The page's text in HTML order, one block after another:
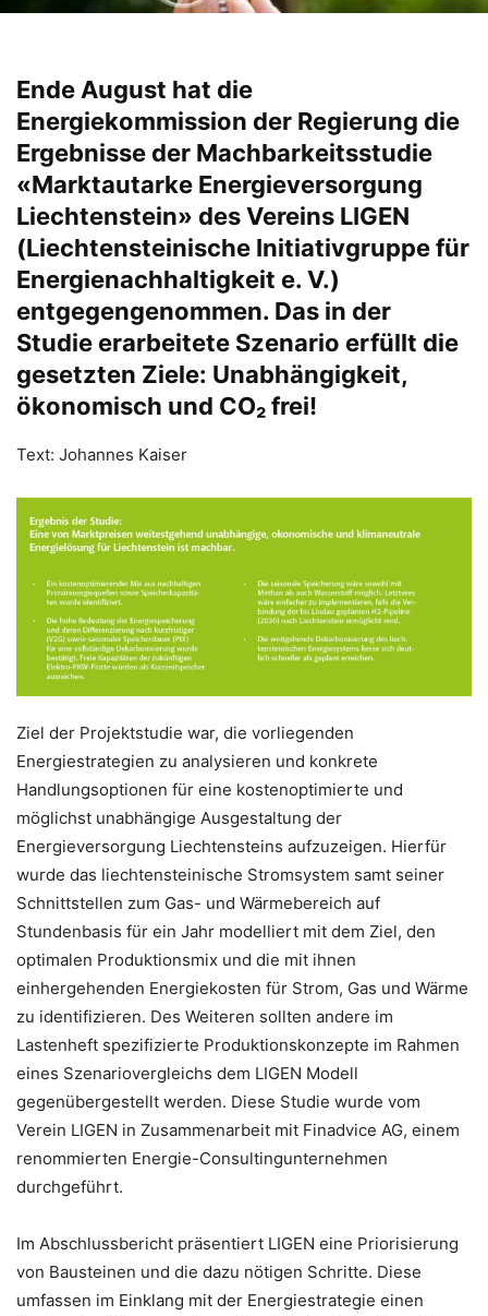
Ende August hat die
Energiekommission der Regierung die
Ergebnisse der Machbarkeitsstudie
«Marktautarke Energieversorgung
Liechtenstein» des Vereins LIGEN
(Liechtensteinische Initiativgruppe für
Energienachhaltigkeit e. V.)
entgegengenommen. Das in der
Studie erarbeitete Szenario erfüllt die
gesetzten Ziele: Unabhängigkeit,
ökonomisch und CO₂ frei!
Text: Johannes Kaiser
Ziel der Projektstudie war, die vorliegenden
Energiestrategien zu analysieren und konkrete
Handlungsoptionen für eine kostenoptimierte und
möglichst unabhängige Ausgestaltung der
Energieversorgung Liechtensteins aufzuzeigen. Hierfür
wurde das liechtensteinische Stromsystem samt seiner
Schnittstellen zum Gas- und Wärmebereich auf
Stundenbasis für ein Jahr modelliert mit dem Ziel, den
optimalen Produktionsmix und die mit ihnen
einhergehenden Energiekosten für Strom, Gas und Wärme
zu identifizieren. Des Weiteren sollten andere im
Lastenheft spezifizierte Produktionskonzepte im Rahmen
eines Szenariovergleichs dem LIGEN Modell
gegenübergestellt werden. Diese Studie wurde vom
Verein LIGEN in Zusammenarbeit mit Finadvice AG, einem
renommierten Energie-Consultingunternehmen
durchgeführt.
Im Abschlussbericht präsentiert LIGEN eine Priorisierung
von Bausteinen und die dazu nötigen Schritte. Diese
umfassen im Einklang mit der Energiestrategie einen